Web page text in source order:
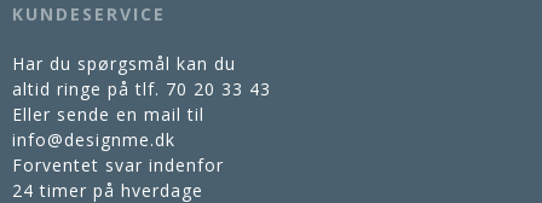
KUNDESERVICE
Har du spørgsmål kan du
altid ringe på tlf. 70 20 33 43
Eller sende en mail til
info@designme.dk
Forventet svar indenfor
24 timer på hverdage